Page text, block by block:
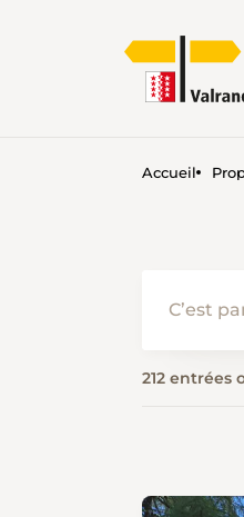
Accueil
212 entrées